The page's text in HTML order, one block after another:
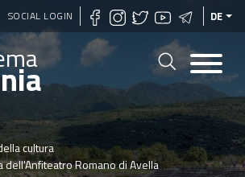
Direkt
zum
Inhalt
SOCIAL LOGIN DE
cultura
dell'Anfiteatro Romano di Avella